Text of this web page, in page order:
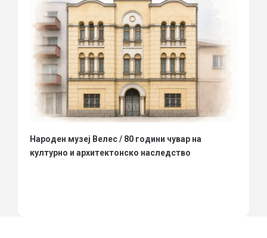
Народен музеј Велес / 80 години чувар на
културно и архитектонско наследство